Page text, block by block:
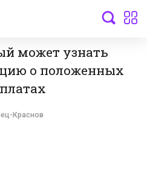
может узнать
о положенных
Краснов